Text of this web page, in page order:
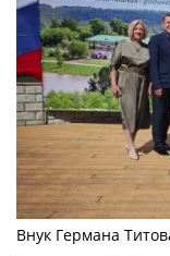
Внук Германа